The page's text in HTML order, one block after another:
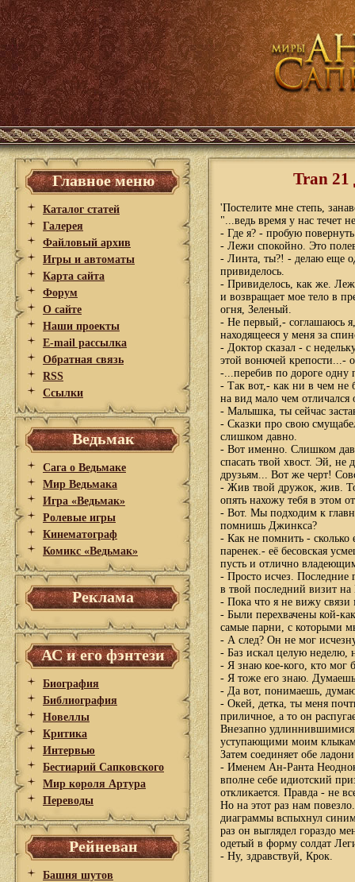
Главное меню
Каталог статей
Галерея
Файловый архив
Игры и автоматы
Карта сайта
Форум
О сайте
Наши проекты
E-mail рассылка
Обратная связь
RSS
Ссылки
Ведьмак
Сага о Ведьмаке
Мир Ведьмака
Игра «Ведьмак»
Ролевые игры
Кинематограф
Комикс «Ведьмак»
Реклама
АС и его фэнтези
Биография
Библиография
Новеллы
Критика
Интервью
Бестиарий Сапковского
Мир короля Артура
Переводы
Рейневан
Башня шутов
Tran 21
'Постелите мне степь,
"...ведь время у нас течет
- Где я? - пробую
- Лежи спокойно. Это
- Линта, ты?! - делаю еще
привиделось.
- Привиделось, как же.
и возвращает мое тело в
огня, Зеленый.
- Не первый,- соглашаюсь
находящееся у меня за
- Доктор сказал - с
этой вонючей крепости...-
-...перебив по дороге одну
- Так вот,- как ни в чем не
на вид мало чем
- Малышка, ты сейчас
- Сказки про свою
слишком давно.
- Вот именно. Слишком
спасать твой хвост. Эй,
друзьям... Вот же черт!
- Жив твой дружок, жив.
опять нахожу тебя в этом
- Вот. Мы подходим к
помнишь Джинкса?
- Как не помнить - сколько
паренек.- её бесовская
пусть и отлично
- Просто исчез. Последние
в твой последний визит
- Пока что я не вижу
- Были перехвачены кой-
самые парни, с которыми
- А след? Он не мог
- Баз искал целую неделю,
- Я знаю кое-кого, кто мог
- Я тоже его знаю. Думаешь
- Да вот, понимаешь,
- Окей, детка, ты меня
приличное, а то он
Внезапно удлиннившимися
уступающими моим
Затем соединяет обе
- Именем Ан-Ранта
вполне себе идиотский
откликается. Правда - не
Но на этот раз нам
диаграммы вспыхнул
раз он выглядел гораздо
одетый в форму солдат
- Ну, здравствуй, Крок.